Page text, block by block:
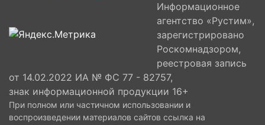
Информационное
агентство «Рустим»,
зарегистрировано
Роскомнадзором,
реестровая запись
от 14.02.2022 ИА № ФС 77 - 82757,
знак информационной продукции 16+
При полном или частичном использовании и
воспроизведении материалов сайтов ссылка на